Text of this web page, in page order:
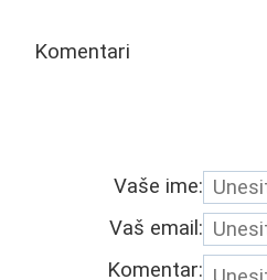
Komentari
Vaše ime:
Vaš email:
Komentar: